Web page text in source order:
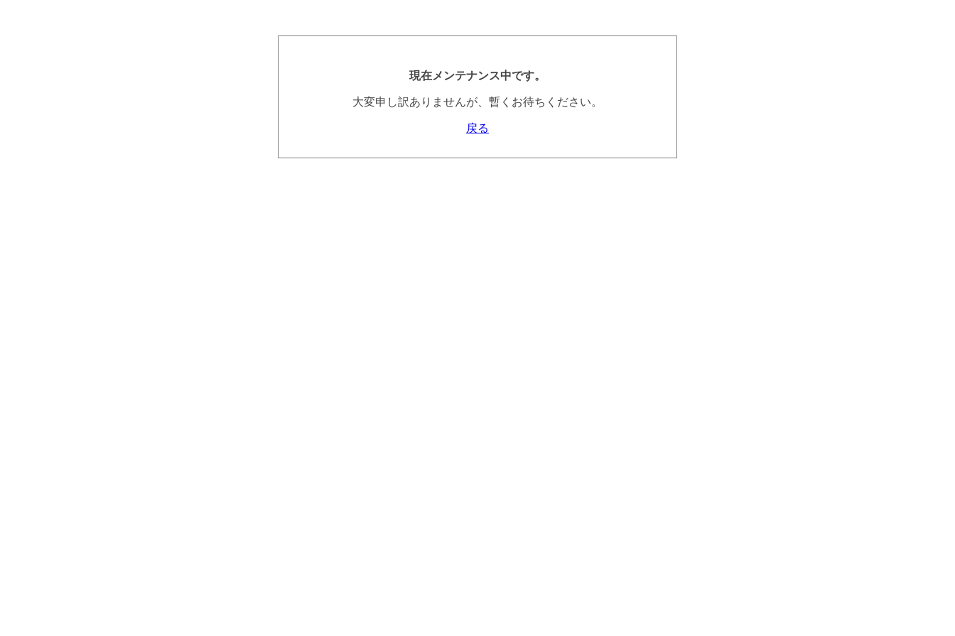
現在メンテナンス中です。
大変申し訳ありませんが、暫くお待ちください。
戻る